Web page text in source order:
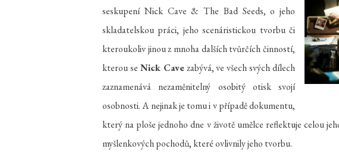
seskupení Nick Cave & The Bad Seeds, o jeho
skladatelskou práci, jeho scenáristickou tvorbu či
kteroukoliv jinou z mnoha dalších tvůrčích činností,
kterou se Nick Cavezabývá, ve všech svých dílech
zaznamenává nezaměnitelný osobitý otisk svojí
osobnosti. A nejinak je tomu i v případě dokumentu,
který na ploše jednoho dne v životě umělce reflektuje celou
myšlenkových pochodů, které ovlivnily jeho tvorbu.